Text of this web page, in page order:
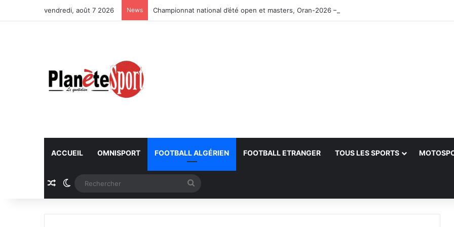
vendredi, août 7 2026 News Championnat national d’été open et masters, Oran-2026 — Le CRB s’adjuge le titre
ACCUEIL OMNISPORT FOOTBALL ALGÉRIEN FOOTBALL ETRANGER TOUS LES SPORTS
Article Aléatoire
Switch skin